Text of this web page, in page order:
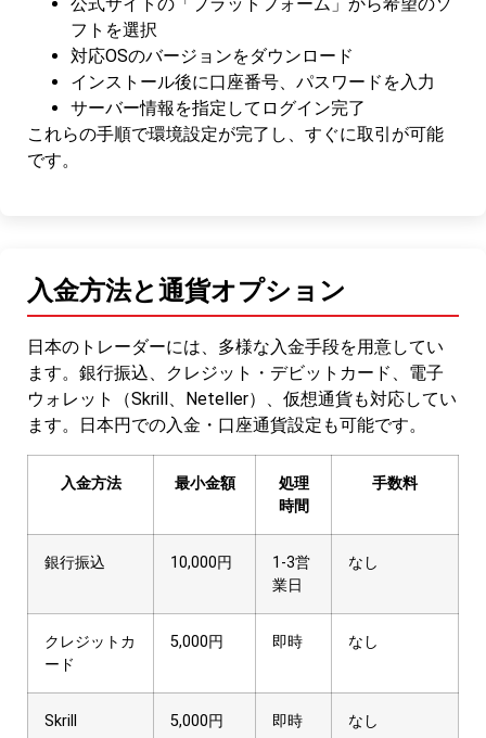
フトを選択
対応OSのバージョンをダウンロード
インストール後に口座番号、パスワードを入力
サーバー情報を指定してログイン完了
これらの手順で環境設定が完了し、すぐに取引が可能
です。
入金方法と通貨オプション
日本のトレーダーには、多様な入金手段を用意してい
ます。銀行振込、クレジット・デビットカード、電子
ウォレット（Skrill、Neteller）、仮想通貨も対応してい
ます。日本円での入金・口座通貨設定も可能です。
入金方法 最小金額
処理
時間
手数料
銀行振込 10,000円
1-3営
業日
なし
クレジットカ
ード
5,000円 即時 なし
Skrill 5,000円 即時 なし